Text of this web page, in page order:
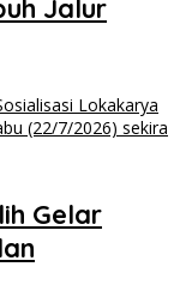
Jalur
Gelar